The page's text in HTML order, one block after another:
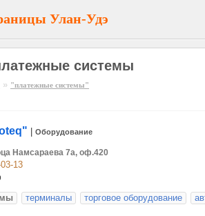
Улан-Удэ
системы
» "платежные системы"
Оборудование
Намсараева 7а, оф.420
13
терминалы торговое оборудование